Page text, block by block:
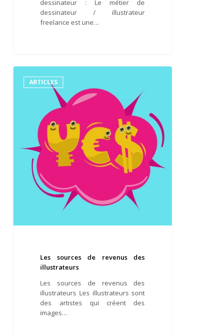
dessinateur : Le métier de
dessinateur / illustrateur
freelance est une…
Les
sources
illustrateurs
ARTICLES
Les sources de revenus des
illustrateurs
Les sources de revenus des
illustrateurs Les illustrateurs sont
des artistes qui créent des
images…